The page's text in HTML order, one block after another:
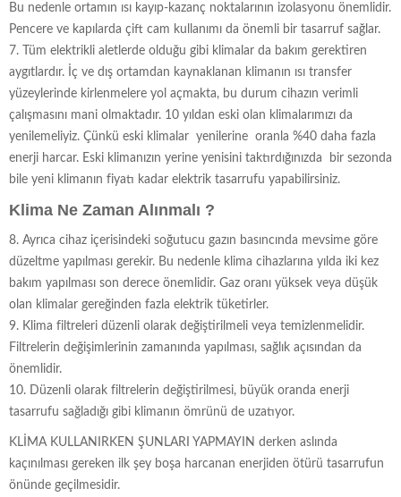
Bu nedenle ortamın ısı kayıp-kazanç noktalarının izolasyonu önemlidir.
Pencere ve kapılarda çift cam kullanımı da önemli bir tasarruf sağlar.
7. Tüm elektrikli aletlerde olduğu gibi klimalar da bakım gerektiren
aygıtlardır. İç ve dış ortamdan kaynaklanan klimanın ısı transfer
yüzeylerinde kirlenmelere yol açmakta, bu durum cihazın verimli
çalışmasını mani olmaktadır. 10 yıldan eski olan klimalarımızı da
yenilemeliyiz. Çünkü eski klimalar yenilerine oranla %40 daha fazla
enerji harcar. Eski klimanızın yerine yenisini taktırdığınızda bir sezonda
bile yeni klimanın fiyatı kadar elektrik tasarrufu yapabilirsiniz.
Klima Ne Zaman Alınmalı ?
8. Ayrıca cihaz içerisindeki soğutucu gazın basıncında mevsime göre
düzeltme yapılması gerekir. Bu nedenle klima cihazlarına yılda iki kez
bakım yapılması son derece önemlidir. Gaz oranı yüksek veya düşük
olan klimalar gereğinden fazla elektrik tüketirler.
9. Klima filtreleri düzenli olarak değiştirilmeli veya temizlenmelidir.
Filtrelerin değişimlerinin zamanında yapılması, sağlık açısından da
önemlidir.
10. Düzenli olarak filtrelerin değiştirilmesi, büyük oranda enerji
tasarrufu sağladığı gibi klimanın ömrünü de uzatıyor.
KLİMA KULLANIRKEN ŞUNLARI YAPMAYIN derken aslında
kaçınılması gereken ilk şey boşa harcanan enerjiden ötürü tasarrufun
önünde geçilmesidir.